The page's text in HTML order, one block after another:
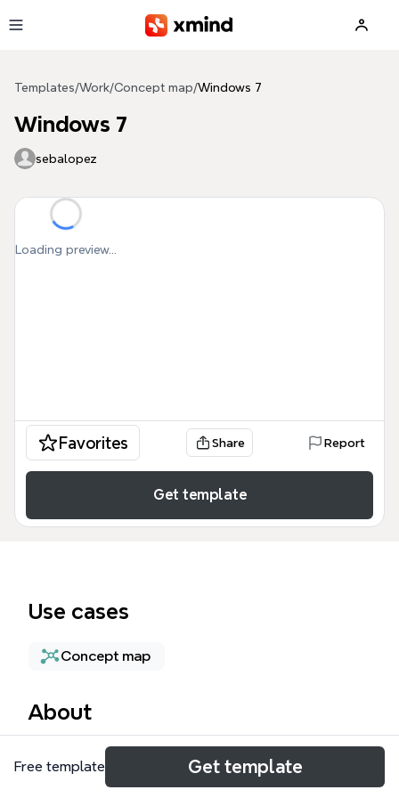
Templates/Work/Concept map/Windows 7
Windows 7
sebalopez
Loading preview...
Favorites Share Report
Get template
Use cases
Concept map
About
Este mapa mental de Windows 7, con 44 nodos,
detalla las mejoras, novedades, cambios en el
Free template Get template